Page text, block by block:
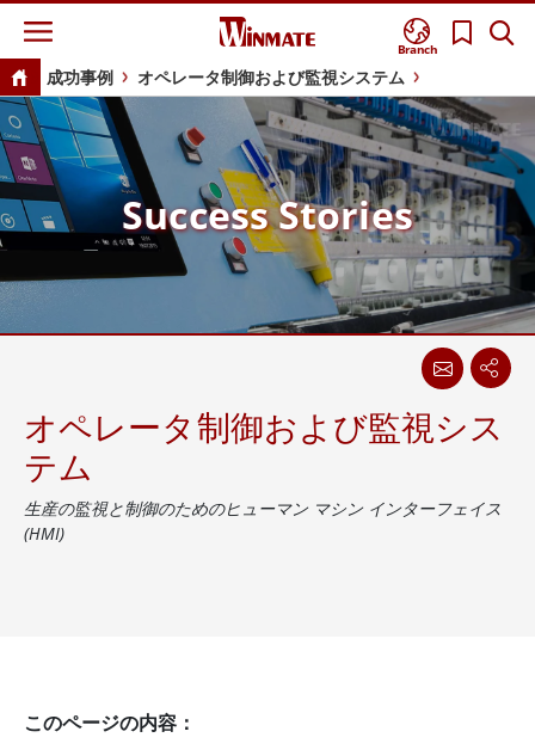
Branch
成功事例 オペレータ制御および監視システム
Success Stories
オペレータ制御および監視シス
テム
生産の監視と制御のためのヒューマン マシン インターフェイス
(HMI)
このページの内容：